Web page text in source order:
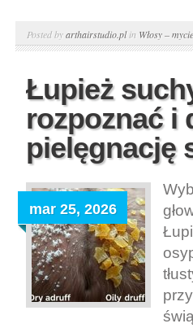
Posted byarthairstudio.plin Włosy –
Łupież
rozpoznać i
pielęgnację
mar 25, 2026